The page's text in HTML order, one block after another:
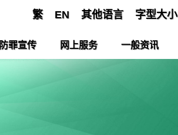
防罪宣传 网上服务 一般资讯
繁 EN 其他语言 字型大小